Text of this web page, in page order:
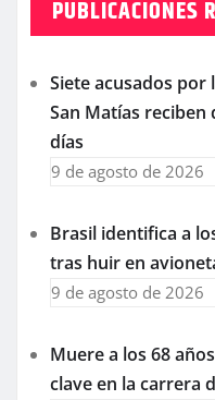
PUBLICACIONES
Siete acusados por
San Matías
días
9 de agosto de 2026
Brasil identifica a
tras huir en
9 de agosto de 2026
Muere a los 68
clave en la carrera